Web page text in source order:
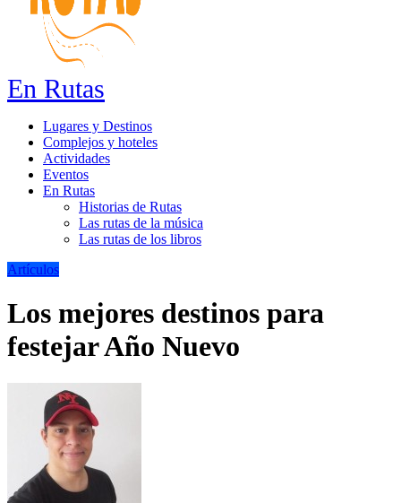
En Rutas
Lugares y Destinos
Complejos y hoteles
Actividades
Eventos
En Rutas
Historias de Rutas
Las rutas de la música
Las rutas de los libros
Artículos
Los mejores destinos para
festejar Año Nuevo